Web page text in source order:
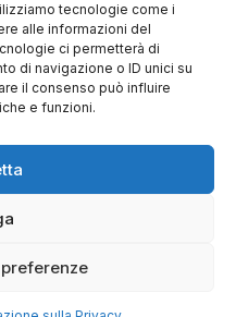
tecnologie come i
alle informazioni del
ci permetterà di
di navigazione o ID unici su
il consenso può influire
e funzioni.
Val d'Agri| P.IVA IT02112120767